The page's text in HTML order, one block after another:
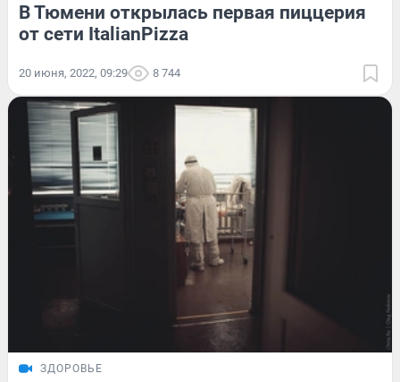
В Тюмени открылась первая пиццерия
от сети ItalianPizza
20 июня, 2022, 09:29 8 744
ЗДОРОВЬЕ